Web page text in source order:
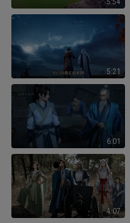
5:54
5:21
6:01
4:07